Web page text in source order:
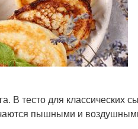
В тесто для классических
пышными и